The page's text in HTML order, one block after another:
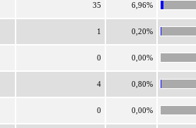
35 6,96%
1 0,20%
0 0,00%
4 0,80%
0 0,00%